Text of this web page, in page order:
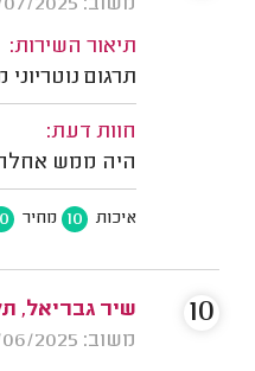
משוב: 16/07/2025
תיאור השירות:
תרגום
חוות דעת:
היה ממש
איכות 10 מחיר
שיר גבריאל,
משוב: 23/06/2025
10